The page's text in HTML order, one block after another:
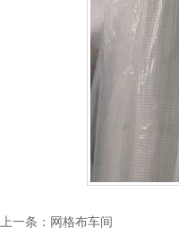
上一条： 网格布车间